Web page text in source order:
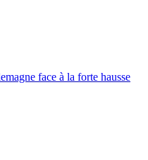
face à la forte hausse